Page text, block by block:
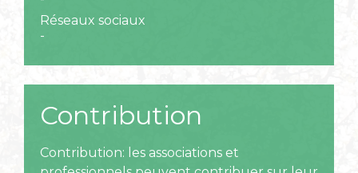
Réseaux sociaux
-
Contribution
Contribution: les associations et